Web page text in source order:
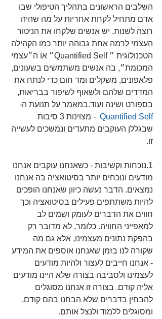
השלבים הראשונים בתהליך הטיפולי שבו
אדם מתחיל לקחת אחריות על מה שהיה
רוצה לשנות. יש אנשים שלקחו את הניטור
העצמי לרמה אחת גבוהה יותר כמו הקהילה
הטכנולוגית ״ Quantified Self״ או ה״עצמי
המכומת״, בה אנשים משתמשים בשעונים,
פלאפונים, משקלים ומד חום כדי לנתח את
המדדים שלהם ולשאוף לשיפור בבריאות,
בספורט ושינה ועוד.במאמר על תנועת ה-
Quantified Self
- מצוינות 3 סיבות
שבגללן העוקבים מתעדים ונמשכים לעשייה
זו.
1.נוכחות וקשיבות - כשאנחנו עוקבים אנחנו
מודעים ונוכחים יותר בסיטואציה בה אנחנו
נמצאים. הדבר נעשה כיוון שאנחנו הופכים
להיות משתתפים פעילים בסיטואציה וכך
חווים את הדברים לעומק ושמים לב
למאפייני החוויה. כלומר, לא מדובר רק
בהפקת נתונים מעצמינו, אלא גם מה
שקורה לנו בזמן שאנחנו אוספים את המידע
- אנחנו חייבים לעצור ולהיות מודעים
לעצמינו ולסביבה בצורה שלא היינו מודעים
אליה קודם. בצורה זו אנחנו מסוגלים
להבחין בדברים שלא הבחנו בהם קודם,
ומסוגלים ללמוד ולנצל אותם.